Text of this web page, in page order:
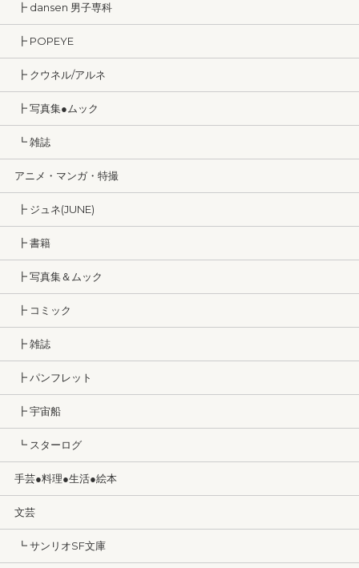
┣ dansen 男子専科
┣ POPEYE
┣ クウネル/アルネ
┣ 写真集●ムック
┗ 雑誌
アニメ・マンガ・特撮
┣ ジュネ(JUNE)
┣ 書籍
┣ 写真集＆ムック
┣ コミック
┣ 雑誌
┣ パンフレット
┣ 宇宙船
┗ スターログ
手芸●料理●生活●絵本
文芸
┗ サンリオSF文庫